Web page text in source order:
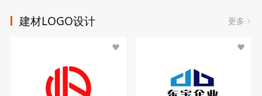
建材LOGO设计 更多